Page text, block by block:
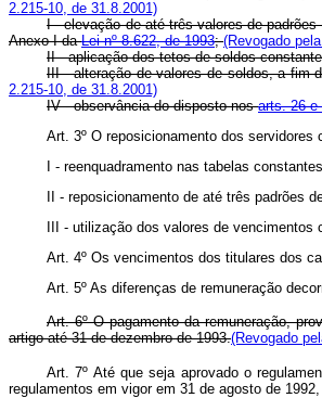
2.215-10, de 31.8.2001)
I - elevação de até três valores de
Anexo I daLei nº 8.622, de 1993;(Revogado
II - aplicação dos tetos de soldos
III - alteração de valores de soldos, a fim
2.215-10, de 31.8.2001)
IV - observância do disposto nosarts. 26 e
Art. 3º O reposicionamento dos
I - reenquadramento nas tabelas
II - reposicionamento de até três padrões
III - utilização dos valores de
Art. 4º Os vencimentos dos titulares dos
Art. 5º As diferenças de remuneração
Art. 6º O pagamento da remuneração,
artigo até 31 de dezembro de 1993.(Revogado
Art. 7º Até que seja aprovado o
regulamentos em vigor em 31 de agosto de